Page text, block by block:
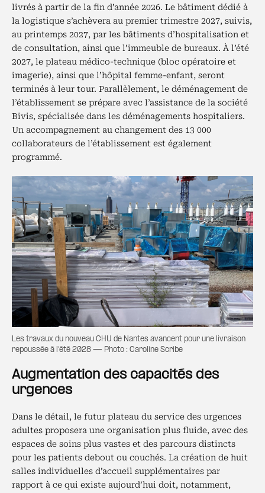
livrés à partir de la fin d’année 2026. Le bâtiment dédié à
la logistique s’achèvera au premier trimestre 2027, suivis,
au printemps 2027, par les bâtiments d’hospitalisation et
de consultation, ainsi que l’immeuble de bureaux. À l’été
2027, le plateau médico-technique (bloc opératoire et
imagerie), ainsi que l’hôpital femme-enfant, seront
terminés à leur tour. Parallèlement, le déménagement de
l’établissement se prépare avec l’assistance de la société
Bivis, spécialisée dans les déménagements hospitaliers.
Un accompagnement au changement des 13 000
collaborateurs de l’établissement est également
programmé.
Les travaux du nouveau CHU de Nantes avancent pour une livraison
repoussée à l’été 2028 — Photo : Caroline Scribe
Augmentation des capacités des
urgences
Dans le détail, le futur plateau du service des urgences
adultes proposera une organisation plus fluide, avec des
espaces de soins plus vastes et des parcours distincts
pour les patients debout ou couchés. La création de huit
salles individuelles d’accueil supplémentaires par
rapport à ce qui existe aujourd’hui doit, notamment,